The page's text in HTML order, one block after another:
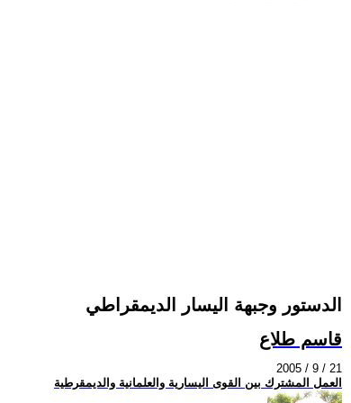
الدستور وجبهة اليسار الديمقراطي
قاسم طلاع
2005 / 9 / 21
العمل المشترك بين القوى اليسارية والعلمانية والديمقرطية